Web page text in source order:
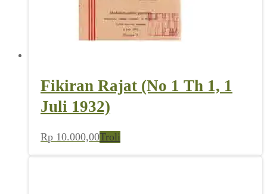
Fikiran Rajat (No 1 Th 1, 1
Juli 1932)
Rp 10.000,00Troli